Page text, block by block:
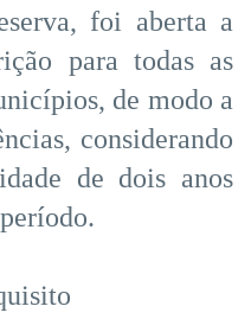
foi aberta a
para todas as
de modo a
considerando
de dois anos